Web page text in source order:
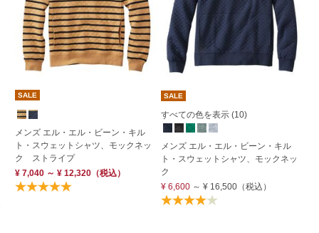
SALE
メンズ エル・エル・ビーン・キル
ト・スウェットシャツ、モックネッ
ク ストライプ
¥ 7,040 ～ ¥ 12,320（税込）
SALE
すべての色を表示 (10)
メンズ エル・エル・ビーン・キル
ト・スウェットシャツ、モックネッ
ク
¥ 6,600 ～ ¥ 16,500 （税込）